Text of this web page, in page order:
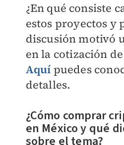
¿En qué consiste
estos proyectos y
discusión motivó
en la cotización
Aquí puedes
detalles.
¿Cómo comprar
en México y qué
sobre el tema?